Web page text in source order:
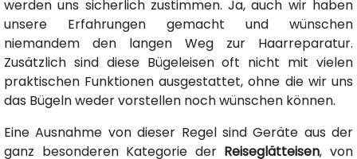
werden uns sicherlich zustimmen. Ja, auch wir haben
unsere Erfahrungen gemacht und wünschen
niemandem den langen Weg zur Haarreparatur.
Zusätzlich sind diese Bügeleisen oft nicht mit vielen
praktischen Funktionen ausgestattet, ohne die wir uns
das Bügeln weder vorstellen noch wünschen können.
Eine Ausnahme von dieser Regel sind Geräte aus der
ganz besonderen Kategorie der Reiseglätteisen, von